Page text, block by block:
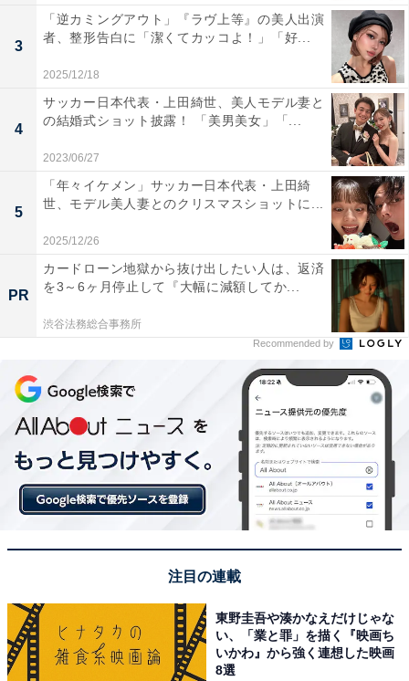
3
「逆カミングアウト」『ラヴ上等』の美人出演
者、整形告白に「潔くてカッコよ！」「好...
2025/12/18
4
サッカー日本代表・上田綺世、美人モデル妻と
の結婚式ショット披露！ 「美男美女」「...
2023/06/27
5
「年々イケメン」サッカー日本代表・上田綺
世、モデル美人妻とのクリスマスショットに...
2025/12/26
PR
カードローン地獄から抜け出したい人は、返済
を3～6ヶ月停止して『大幅に減額してか...
渋谷法務総合事務所
Recommended by
注目の連載
東野圭吾や湊かなえだけじゃな
い、「業と罪」を描く『映画ち
いかわ』から強く連想した映画
8選